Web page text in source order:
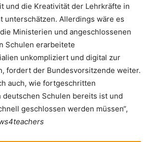
und die Kreativität der Lehrkräfte in
unterschätzen. Allerdings wäre es
Ministerien und angeschlossenen
Schulen erarbeitete
unkompliziert und digital zur
fordert der Bundesvorsitzende weiter.
auch, wie fortgeschritten
deutschen Schulen bereits ist und
geschlossen werden müssen“,